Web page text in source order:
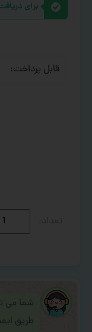
برای
قابل پرداخت:
شما می
طریق